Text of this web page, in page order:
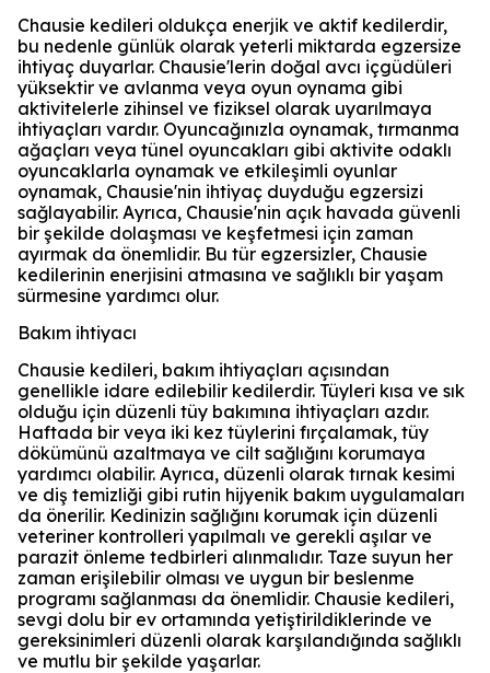
Chausie kedileri oldukça enerjik ve aktif kedilerdir,
bu nedenle günlük olarak yeterli miktarda egzersize
ihtiyaç duyarlar. Chausie'lerin doğal avcı içgüdüleri
yüksektir ve avlanma veya oyun oynama gibi
aktivitelerle zihinsel ve fiziksel olarak uyarılmaya
ihtiyaçları vardır. Oyuncağınızla oynamak, tırmanma
ağaçları veya tünel oyuncakları gibi aktivite odaklı
oyuncaklarla oynamak ve etkileşimli oyunlar
oynamak, Chausie'nin ihtiyaç duyduğu egzersizi
sağlayabilir. Ayrıca, Chausie'nin açık havada güvenli
bir şekilde dolaşması ve keşfetmesi için zaman
ayırmak da önemlidir. Bu tür egzersizler, Chausie
kedilerinin enerjisini atmasına ve sağlıklı bir yaşam
sürmesine yardımcı olur.
Bakım ihtiyacı
Chausie kedileri, bakım ihtiyaçları açısından
genellikle idare edilebilir kedilerdir. Tüyleri kısa ve sık
olduğu için düzenli tüy bakımına ihtiyaçları azdır.
Haftada bir veya iki kez tüylerini fırçalamak, tüy
dökümünü azaltmaya ve cilt sağlığını korumaya
yardımcı olabilir. Ayrıca, düzenli olarak tırnak kesimi
ve diş temizliği gibi rutin hijyenik bakım uygulamaları
da önerilir. Kedinizin sağlığını korumak için düzenli
veteriner kontrolleri yapılmalı ve gerekli aşılar ve
parazit önleme tedbirleri alınmalıdır. Taze suyun her
zaman erişilebilir olması ve uygun bir beslenme
programı sağlanması da önemlidir. Chausie kedileri,
sevgi dolu bir ev ortamında yetiştirildiklerinde ve
gereksinimleri düzenli olarak karşılandığında sağlıklı
ve mutlu bir şekilde yaşarlar.